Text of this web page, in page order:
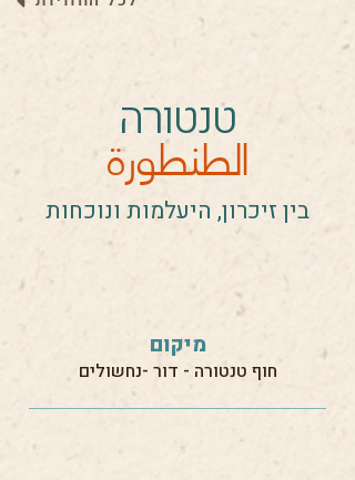
טנטורה
الطنطورة
בין זיכרון, היעלמות ונוכחות
מיקום
חוף טנטורה - דור -נחשולים